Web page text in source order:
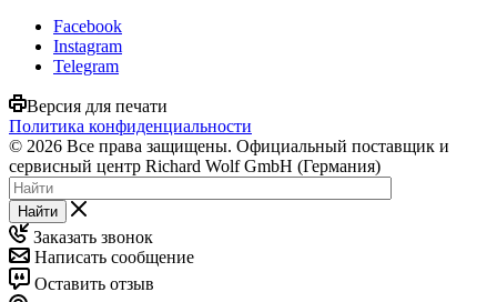
Facebook
Instagram
Telegram
Версия для печати
Политика конфиденциальности
© 2026 Все права защищены. Официальный поставщик и
сервисный центр Richard Wolf GmbH (Германия)
Найти
Заказать звонок
Написать сообщение
Оставить отзыв